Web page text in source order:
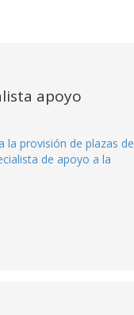
apoyo
la provisión de plazas de
de apoyo a la